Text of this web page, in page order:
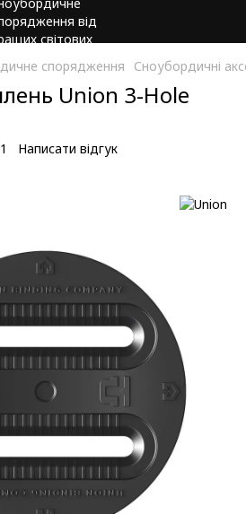
спорядження Сноубордичні
Union 3-Hole
Написати відгук